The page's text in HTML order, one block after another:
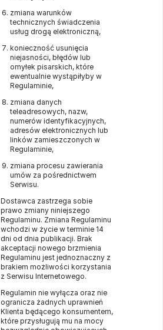
zmiana warunków
technicznych świadczenia
usług drogą elektroniczną,
konieczność usunięcia
niejasności, błędów lub
omyłek pisarskich, które
ewentualnie wystąpiłyby w
Regulaminie,
zmiana danych
teleadresowych, nazw,
numerów identyfikacyjnych,
adresów elektronicznych lub
linków zamieszczonych w
Regulaminie,
zmiana procesu zawierania
umów za pośrednictwem
Serwisu.
Dostawca zastrzega sobie
prawo zmiany niniejszego
Regulaminu. Zmiana Regulaminu
wchodzi w życie w terminie 14
dni od dnia publikacji. Brak
akceptacji nowego brzmienia
Regulaminu jest jednoznaczny z
brakiem możliwości korzystania
z Serwisu Internetowego.
Regulamin nie wyłącza oraz nie
ogranicza żadnych uprawnień
Klienta będącego konsumentem,
które przysługują mu na mocy